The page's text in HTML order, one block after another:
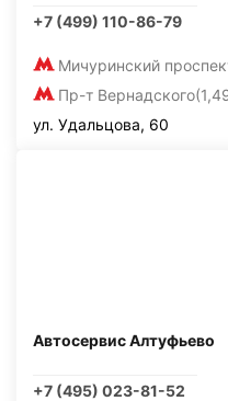
+7 (499) 110-86-79
Мичуринский
Пр-т Вернадского
ул. Удальцова, 60
Автосервис Алтуфьево
+7 (495) 023-81-52